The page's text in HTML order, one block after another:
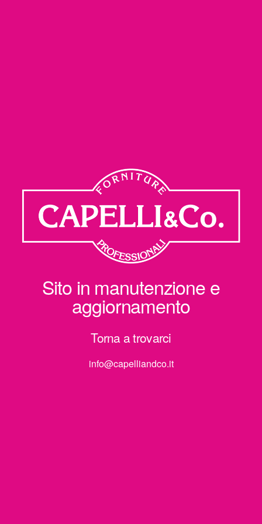
Sito in manutenzione e
aggiornamento
Torna a trovarci
info@capelliandco.it